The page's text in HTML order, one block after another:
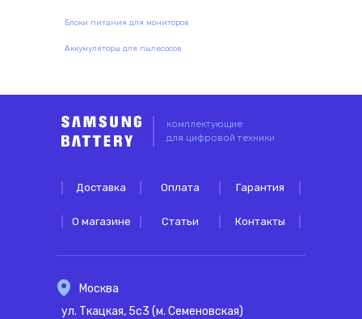
Блоки питания для мониторов
Аккумуляторы для пылесосов
комплектующие
для цифровой техники
Доставка Оплата Гарантия
О магазине Статьи Контакты
Москва
ул. Ткацкая, 5с3 (м. Семеновская)